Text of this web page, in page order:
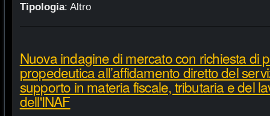
Tipologia: Altro
Nuova indagine di mercato con richiesta di
propedeutica all’affidamento diretto del
supporto in materia fiscale, tributaria e del
dell'INAF